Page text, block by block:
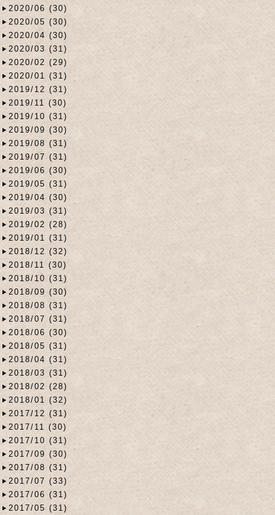
2020/06 (30)
2020/05 (30)
2020/04 (30)
2020/03 (31)
2020/02 (29)
2020/01 (31)
2019/12 (31)
2019/11 (30)
2019/10 (31)
2019/09 (30)
2019/08 (31)
2019/07 (31)
2019/06 (30)
2019/05 (31)
2019/04 (30)
2019/03 (31)
2019/02 (28)
2019/01 (31)
2018/12 (32)
2018/11 (30)
2018/10 (31)
2018/09 (30)
2018/08 (31)
2018/07 (31)
2018/06 (30)
2018/05 (31)
2018/04 (31)
2018/03 (31)
2018/02 (28)
2018/01 (32)
2017/12 (31)
2017/11 (30)
2017/10 (31)
2017/09 (30)
2017/08 (31)
2017/07 (33)
2017/06 (31)
2017/05 (31)